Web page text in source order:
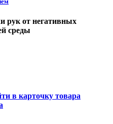
рук от негативных
среды
в карточку товара